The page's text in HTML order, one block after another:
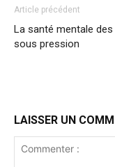
Article précédent
La santé mentale
sous pression
LAISSER UN